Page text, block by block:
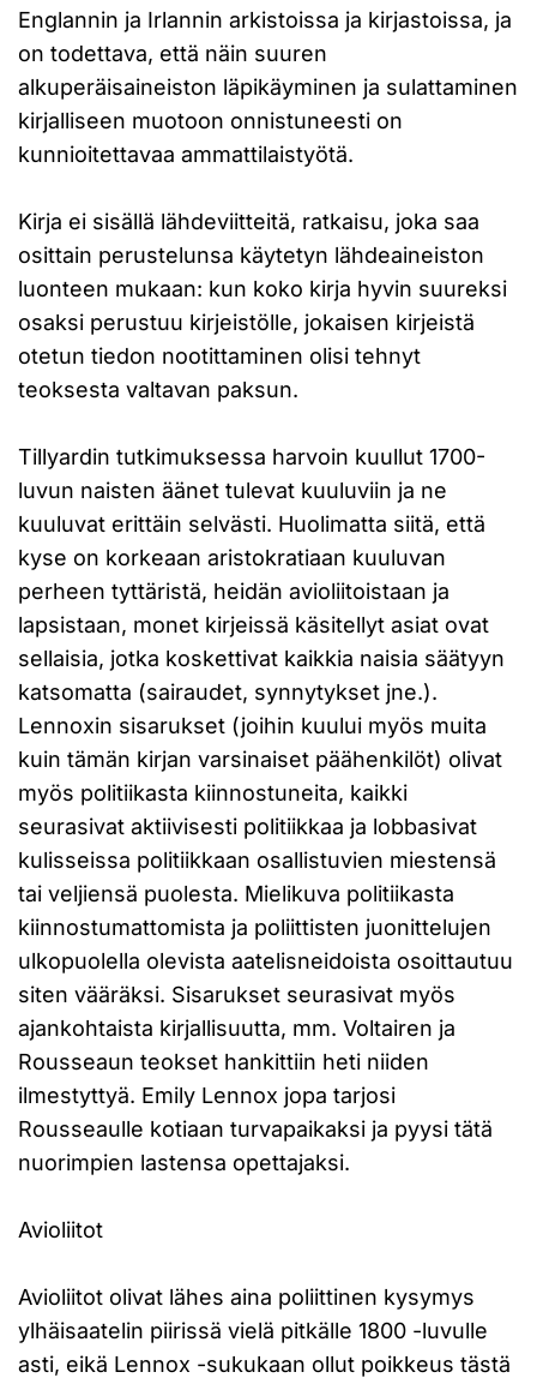
Englannin ja Irlannin arkistoissa ja kirjastoissa, ja
on todettava, että näin suuren
alkuperäisaineiston läpikäyminen ja sulattaminen
kirjalliseen muotoon onnistuneesti on
kunnioitettavaa ammattilaistyötä.
Kirja ei sisällä lähdeviitteitä, ratkaisu, joka saa
osittain perustelunsa käytetyn lähdeaineiston
luonteen mukaan: kun koko kirja hyvin suureksi
osaksi perustuu kirjeistölle, jokaisen kirjeistä
otetun tiedon nootittaminen olisi tehnyt
teoksesta valtavan paksun.
Tillyardin tutkimuksessa harvoin kuullut 1700-
luvun naisten äänet tulevat kuuluviin ja ne
kuuluvat erittäin selvästi. Huolimatta siitä, että
kyse on korkeaan aristokratiaan kuuluvan
perheen tyttäristä, heidän avioliitoistaan ja
lapsistaan, monet kirjeissä käsitellyt asiat ovat
sellaisia, jotka koskettivat kaikkia naisia säätyyn
katsomatta (sairaudet, synnytykset jne.).
Lennoxin sisarukset (joihin kuului myös muita
kuin tämän kirjan varsinaiset päähenkilöt) olivat
myös politiikasta kiinnostuneita, kaikki
seurasivat aktiivisesti politiikkaa ja lobbasivat
kulisseissa politiikkaan osallistuvien miestensä
tai veljiensä puolesta. Mielikuva politiikasta
kiinnostumattomista ja poliittisten juonittelujen
ulkopuolella olevista aatelisneidoista osoittautuu
siten vääräksi. Sisarukset seurasivat myös
ajankohtaista kirjallisuutta, mm. Voltairen ja
Rousseaun teokset hankittiin heti niiden
ilmestyttyä. Emily Lennox jopa tarjosi
Rousseaulle kotiaan turvapaikaksi ja pyysi tätä
nuorimpien lastensa opettajaksi.
Avioliitot
Avioliitot olivat lähes aina poliittinen kysymys
ylhäisaatelin piirissä vielä pitkälle 1800 -luvulle
asti, eikä Lennox -sukukaan ollut poikkeus tästä